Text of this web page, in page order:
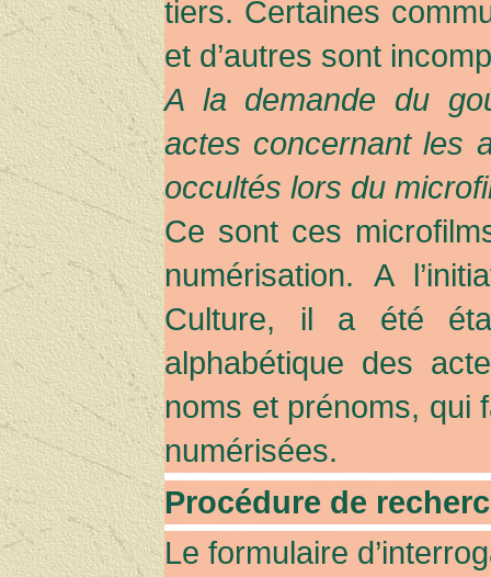
tiers. Certaines
et d’autres sont
A la demande du
actes concernant les
occultés lors du
Ce sont ces
numérisation. A
Culture, il a été
alphabétique des
noms et prénoms, qui
numérisées.
Procédure de
Le formulaire